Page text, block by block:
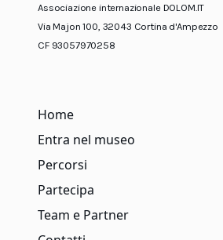
Associazione internazionale DOLOM.IT
Via Majon 100, 32043 Cortina d'Ampezzo
CF 93057970258
Home
Entra nel museo
Percorsi
Partecipa
Team e Partner